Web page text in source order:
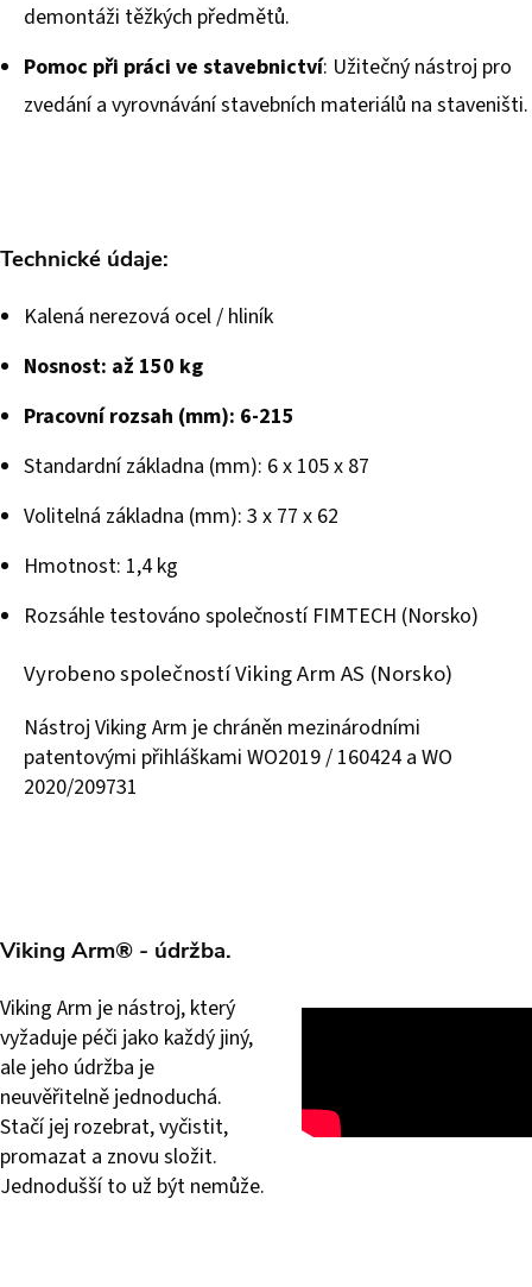
demontáži těžkých předmětů.
Pomoc při práci ve stavebnictví: Užitečný nástroj pro
zvedání a vyrovnávání stavebních materiálů na staveništi.
Technické údaje:
Kalená nerezová ocel / hliník
Nosnost: až 150 kg
Pracovní rozsah (mm): 6-215
Standardní základna (mm): 6 x 105 x 87
Volitelná základna (mm): 3 x 77 x 62
Hmotnost: 1,4 kg
Rozsáhle testováno společností FIMTECH (Norsko)
Vyrobeno společností Viking Arm AS (Norsko)
Nástroj Viking Arm je chráněn mezinárodními
patentovými přihláškami WO2019 / 160424 a WO
2020/209731
Viking Arm® - údržba.
Viking Arm je nástroj, který
vyžaduje péči jako každý jiný,
ale jeho údržba je
neuvěřitelně jednoduchá.
Stačí jej rozebrat, vyčistit,
promazat a znovu složit.
Jednodušší to už být nemůže.